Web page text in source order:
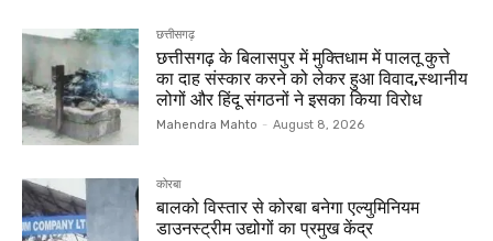
छत्तीसगढ़
छत्तीसगढ़ के बिलासपुर में मुक्तिधाम में पालतू कुत्ते
का दाह संस्कार करने को लेकर हुआ विवाद,स्थानीय
लोगों और हिंदू संगठनों ने इसका किया विरोध
Mahendra Mahto - August 8, 2026
कोरबा
बालको विस्तार से कोरबा बनेगा एल्युमिनियम
डाउनस्ट्रीम उद्योगों का प्रमुख केंद्र